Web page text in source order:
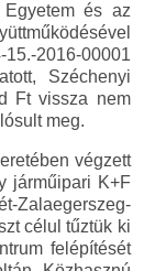
Egyetem és az
2016-00001
Széchenyi
Ft vissza nem
meg.
végzett
járműipari K+F
Zalaegerszeg-
célul tűztük ki
felépítését